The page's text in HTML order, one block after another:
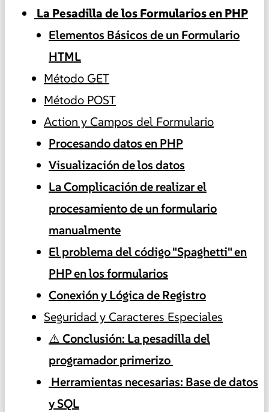
️ La Pesadilla de los Formularios en PHP
Elementos Básicos de un Formulario
HTML
Método GET
Método POST
Action y Campos del Formulario
Procesando datos en PHP
Visualización de los datos
La Complicación de realizar el
procesamiento de un formulario
manualmente
El problema del código "Spaghetti" en
PHP en los formularios
Conexión y Lógica de Registro
Seguridad y Caracteres Especiales
⚠️ Conclusión: La pesadilla del
programador primerizo
️ Herramientas necesarias: Base de datos
y SQL